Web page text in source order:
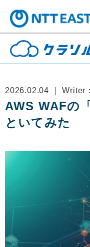
2026.02.04 ｜ Writer
AWS WAFの
といてみた